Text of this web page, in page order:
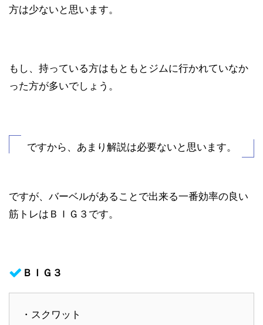
方は少ないと思います。
もし、持っている方はもともとジムに行かれていなか
った方が多いでしょう。
ですから、あまり解説は必要ないと思います。
ですが、バーベルがあることで出来る一番効率の良い
筋トレはＢＩＧ３です。
ＢＩＧ３
・スクワット